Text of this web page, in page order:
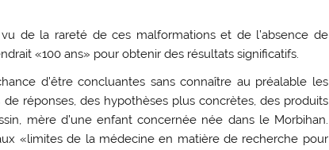
de la rareté de ces malformations et de l’absence de
«100 ans» pour obtenir des résultats significatifs.
d’être concluantes sans connaître au préalable les
réponses, des hypothèses plus concrètes, des produits
mère d’une enfant concernée née dans le Morbihan.
«limites de la médecine en matière de recherche pour